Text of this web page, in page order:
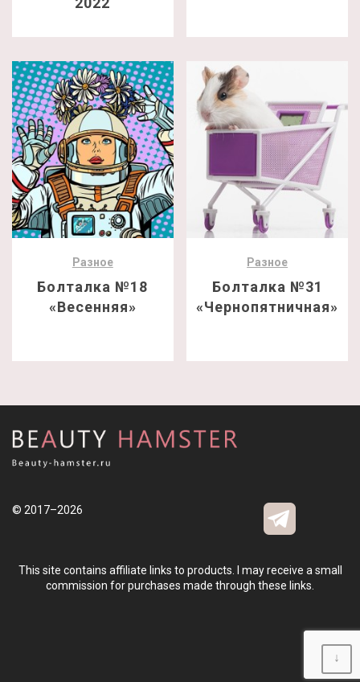
Разное
Болталка №18
«Весенняя»
Разное
Болталка №31
«Чернопятничная»
© 2017–2026
This site contains affiliate links to products. I may receive a small
commission for purchases made through these links.
↓